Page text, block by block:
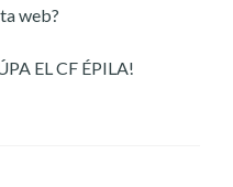
web?
EL CF ÉPILA!